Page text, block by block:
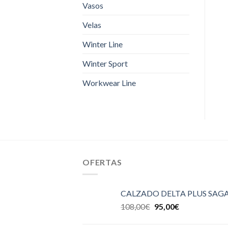
Vasos
Velas
Winter Line
Winter Sport
Workwear Line
OFERTAS
CALZADO DELTA PLUS
108,00€ 95,00€